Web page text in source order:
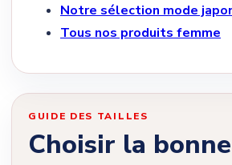
Notre sélection mode
Tous nos produits femme
GUIDE DES TAILLES
Choisir la